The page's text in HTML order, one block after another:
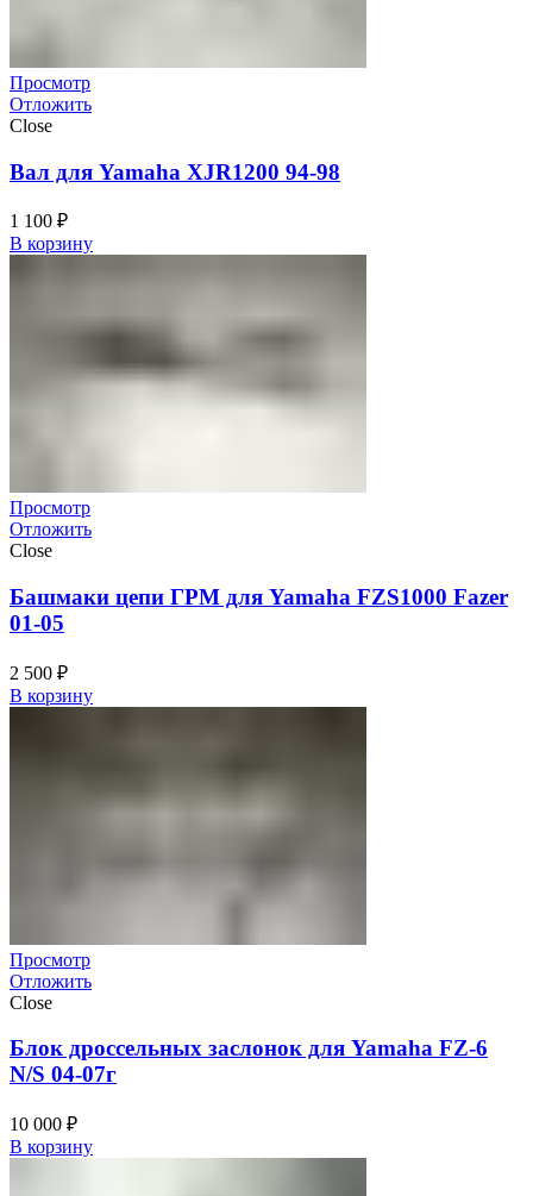
Просмотр
Отложить
Close
Вал для Yamaha XJR1200 94-98
1 100 ₽
В корзину
Просмотр
Отложить
Close
Башмаки цепи ГРМ для Yamaha FZS1000 Fazer
01-05
2 500 ₽
В корзину
Просмотр
Отложить
Close
Блок дроссельных заслонок для Yamaha FZ-6
N/S 04-07г
10 000 ₽
В корзину